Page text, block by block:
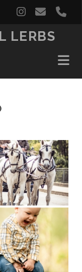
instagram
email
LERBS